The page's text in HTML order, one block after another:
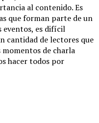
al contenido. Es
que forman parte de un
eventos, es difícil
cantidad de lectores que
de charla
hacer todos por